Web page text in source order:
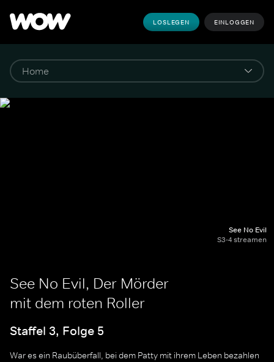
LOSLEGEN EINLOGGEN
See No Evil
S3-4 streamen
See No Evil, Der Mörder
mit dem roten Roller
Staffel 3, Folge 5
War es ein Raubüberfall, bei dem Patty mit ihrem Leben bezahlen